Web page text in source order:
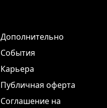
Дополнительно
События
Карьера
Публичная оферта
Соглашение на